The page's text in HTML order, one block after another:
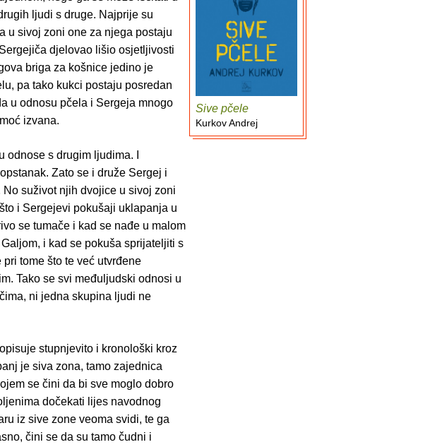
Sive pčele
Kurkov Andrej
ljudi s druge. Najprije su
u sivoj zoni one za njega postaju
djelovao lišio osjetljivosti
briga za košnice jedino je
pa tako kukci postaju posredan
u odnosu pčela i Sergeja mnogo
izvana.
s drugim ljudima. I
Zato se i druže Sergej i
suživot njih dvojice u sivoj zoni
i Sergejevi pokušaji uklapanja u
se tumače i kad se nađe u malom
i kad se pokuša sprijateljiti s
tome što te već utvrđene
Tako se svi međuljudski odnosi u
ni jedna skupina ljudi ne
stupnjevito i kronološki kroz
je siva zona, tamo zajednica
se čini da bi sve moglo dobro
dočekati lijes navodnog
iz sive zone veoma svidi, te ga
čini se da su tamo čudni i